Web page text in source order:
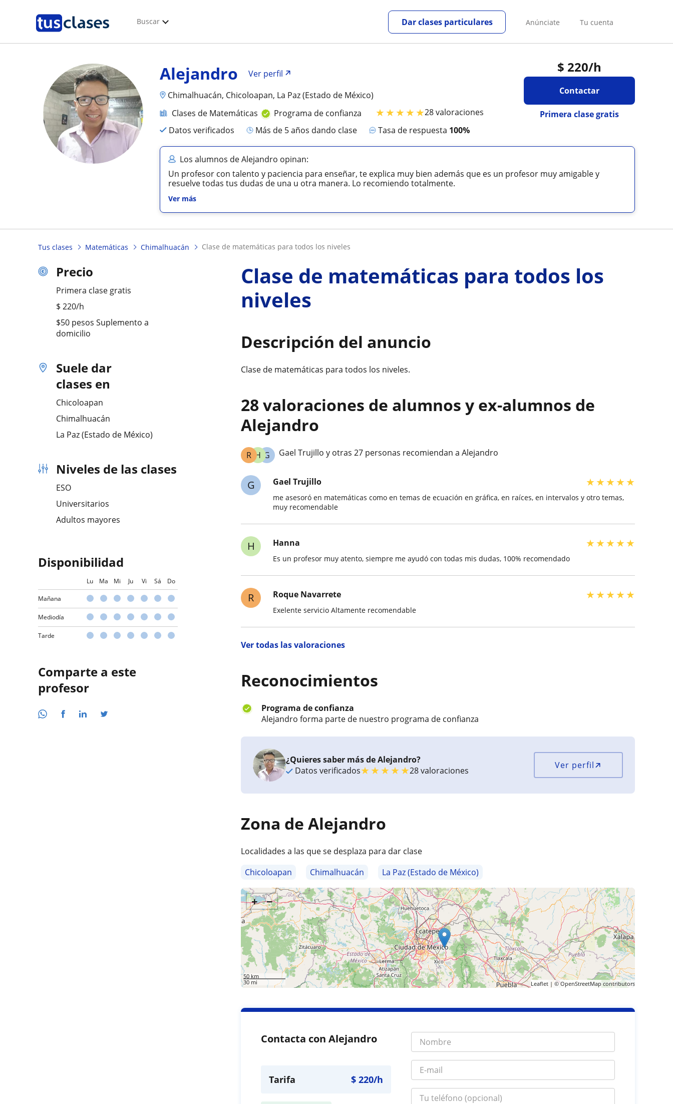
Buscar Anúnciate Tu cuenta
Dar clases particulares
$ 220/h
Contactar
Primera clase gratis
Alejandro
Ver perfil
Chimalhuacán, Chicoloapan, La Paz (Estado de México)
Clases de Matemáticas
Programa de confianza ★★★★★28 valoraciones
Datos verificados
más de 5 años dando clase Tasa de respuesta 100%
Los alumnos de Alejandro opinan:
Un profesor con talento y paciencia para enseñar, te explica muy bien además que es un profesor muy amigable y
resuelve todas tus dudas de una u otra manera. Lo recomiendo totalmente.
Ver más
Tus clases Matemáticas Chimalhuacán clase de matemáticas para todos los niveles
Precio
Primera clase gratis
$ 220/h
$50 pesos Suplemento a
domicilio
Suele dar
clases en
Chicoloapan
Chimalhuacán
La Paz (Estado de México)
Niveles de las clases
ESO
Universitarios
Adultos mayores
Disponibilidad
Lu Ma Mi Ju Vi Sá Do
Mañana
Mediodía
Tarde
Comparte a este
profesor
Clase de matemáticas para todos los
niveles
Descripción del anuncio
Clase de matemáticas para todos los niveles.
28 valoraciones de alumnos y ex-alumnos de
Alejandro
G
H
R Gael Trujillo y otras 27 personas recomiendan a Alejandro
G Gael Trujillo ★★★★★
me asesoró en matemáticas como en temas de ecuación en gráfica, en raíces, en intervalos y otro temas,
muy recomendable
H Hanna ★★★★★
Es un profesor muy atento, siempre me ayudó con todas mis dudas, 100% recomendado
R Roque Navarrete ★★★★★
Exelente servicio Altamente recomendable
Ver todas las valoraciones
Reconocimientos
Programa de confianza
Alejandro forma parte de nuestro programa de confianza
¿Quieres saber más de Alejandro?
Datos verificados★★★★★28 valoraciones Ver perfil
Zona de Alejandro
Localidades a las que se desplaza para dar clase
Chicoloapan
Chimalhuacán La Paz (Estado de México)
+ −
50 km
30 mi
Leaflet| ©OpenStreetMap contributors
Contacta con Alejandro
Tarifa $220/h